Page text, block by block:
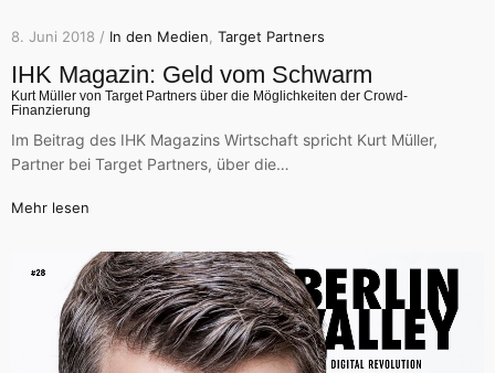
8. Juni 2018 / In den Medien Target Partners
IHK Magazin: Geld vom Schwarm‎
Kurt Müller von Target Partners über die Möglichkeiten der Crowd-
Finanzierung
Im Beitrag des IHK Magazins Wirtschaft spricht Kurt Müller,
Partner bei Target Partners, über die…
Mehr lesen